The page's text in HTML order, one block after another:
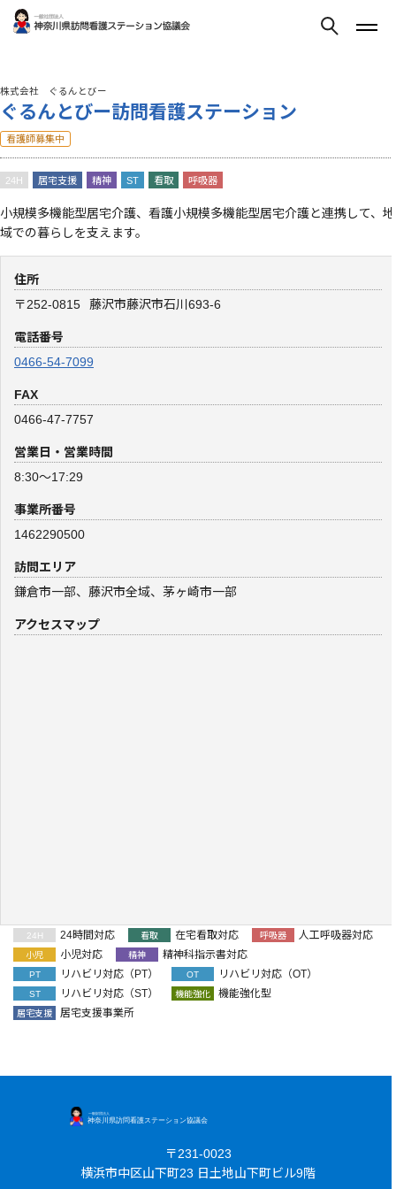
株式会社 ぐるんとびー
ぐるんとびー訪問看護ステーション
看護師募集中
24H 居宅支援 精神 ST 看取 呼吸器
小規模多機能型居宅介護、看護小規模多機能型居宅介護と連携して、地
域での暮らしを支えます。
住所
〒252-0815
藤沢市藤沢市石川693-6
電話番号
0466-54-7099
FAX
0466-47-7757
営業日・営業時間
8:30～17:29
事業所番号
1462290500
訪問エリア
鎌倉市一部、藤沢市全域、茅ヶ崎市一部
アクセスマップ
24H 24時間対応 看取 在宅看取対応 呼吸器 人工呼吸器対応
小児 小児対応 精神 精神科指示書対応
PT リハビリ対応（PT） OT リハビリ対応（OT）
ST リハビリ対応（ST） 機能強化 機能強化型
居宅支援 居宅支援事業所
〒231-0023
横浜市中区山下町23 日土地山下町ビル9階